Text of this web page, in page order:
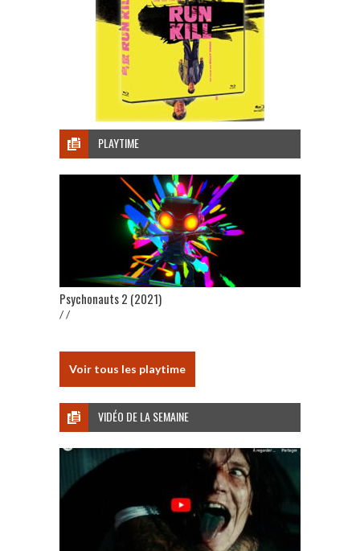
PLAYTIME
Psychonauts 2 (2021)
/ /
Voir tous les playtime
VIDÉO DE LA SEMAINE